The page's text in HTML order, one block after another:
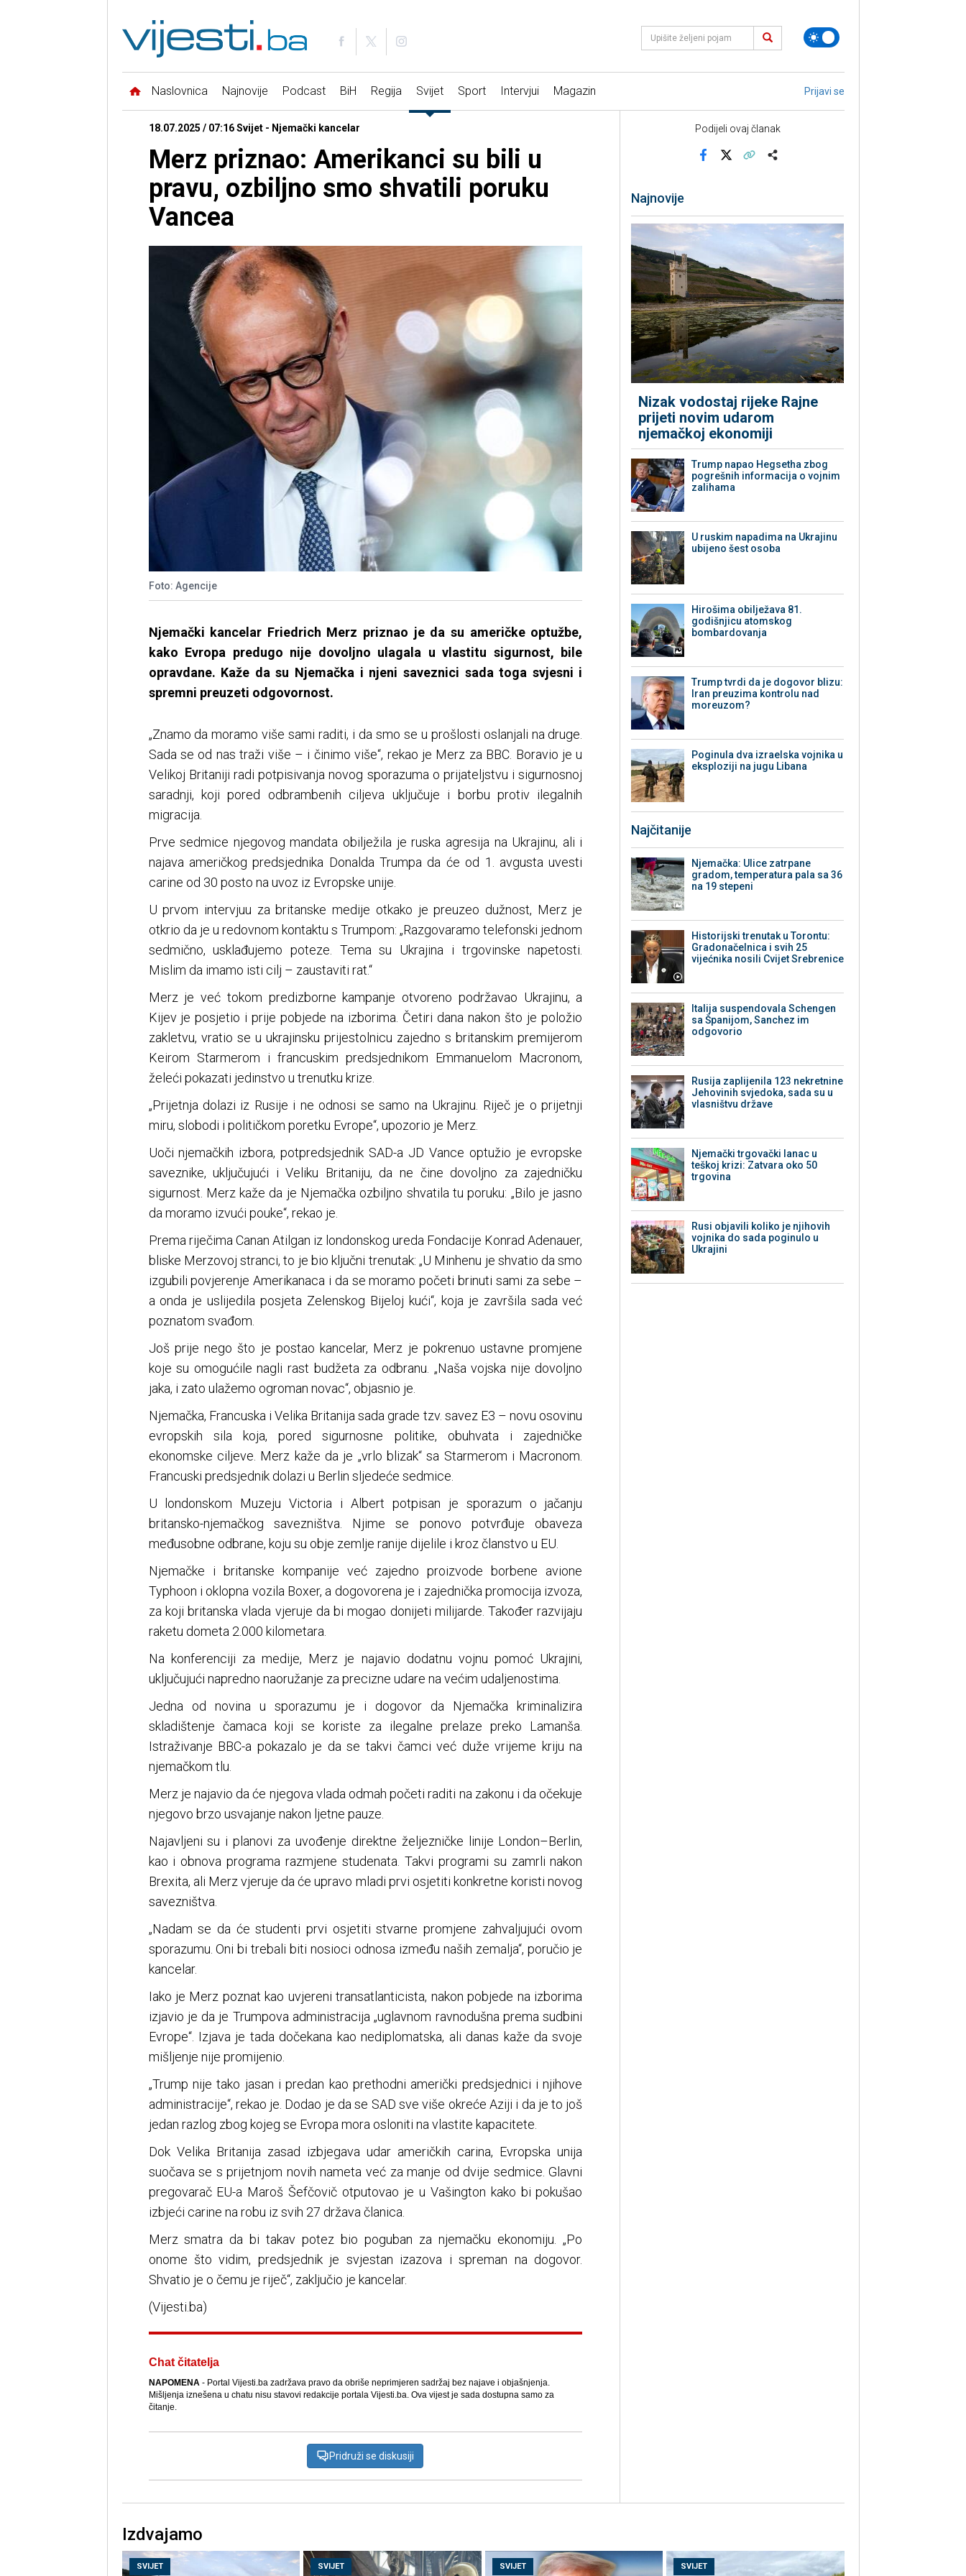
Naslovnica Najnovije Podcast BiH Regija Svijet Sport Intervjui Magazin Prijavi se
18.07.2025 / 07:16 Svijet - Njemački kancelar
Merz priznao: Amerikanci su bili u
pravu, ozbiljno smo shvatili poruku
Vancea
Foto: Agencije
Njemački kancelar Friedrich Merz priznao je da su američke optužbe,
kako Evropa predugo nije dovoljno ulagala u vlastitu sigurnost, bile
opravdane. Kaže da su Njemačka i njeni saveznici sada toga svjesni i
spremni preuzeti odgovornost.
„Znamo da moramo više sami raditi, i da smo se u prošlosti oslanjali na druge.
Sada se od nas traži više – i činimo više“, rekao je Merz za BBC. Boravio je u
Velikoj Britaniji radi potpisivanja novog sporazuma o prijateljstvu i sigurnosnoj
saradnji, koji pored odbrambenih ciljeva uključuje i borbu protiv ilegalnih
migracija.
Prve sedmice njegovog mandata obilježila je ruska agresija na Ukrajinu, ali i
najava američkog predsjednika Donalda Trumpa da će od 1. avgusta uvesti
carine od 30 posto na uvoz iz Evropske unije.
U prvom intervjuu za britanske medije otkako je preuzeo dužnost, Merz je
otkrio da je u redovnom kontaktu s Trumpom: „Razgovaramo telefonski jednom
sedmično, usklađujemo poteze. Tema su Ukrajina i trgovinske napetosti.
Mislim da imamo isti cilj – zaustaviti rat.“
Merz je već tokom predizborne kampanje otvoreno podržavao Ukrajinu, a
Kijev je posjetio i prije pobjede na izborima. Četiri dana nakon što je položio
zakletvu, vratio se u ukrajinsku prijestolnicu zajedno s britanskim premijerom
Keirom Starmerom i francuskim predsjednikom Emmanuelom Macronom,
želeći pokazati jedinstvo u trenutku krize.
„Prijetnja dolazi iz Rusije i ne odnosi se samo na Ukrajinu. Riječ je o prijetnji
miru, slobodi i političkom poretku Evrope“, upozorio je Merz.
Uoči njemačkih izbora, potpredsjednik SAD-a JD Vance optužio je evropske
saveznike, uključujući i Veliku Britaniju, da ne čine dovoljno za zajedničku
sigurnost. Merz kaže da je Njemačka ozbiljno shvatila tu poruku: „Bilo je jasno
da moramo izvući pouke“, rekao je.
Prema riječima Canan Atilgan iz londonskog ureda Fondacije Konrad Adenauer,
bliske Merzovoj stranci, to je bio ključni trenutak: „U Minhenu je shvatio da smo
izgubili povjerenje Amerikanaca i da se moramo početi brinuti sami za sebe –
a onda je uslijedila posjeta Zelenskog Bijeloj kući“, koja je završila sada već
poznatom svađom.
Još prije nego što je postao kancelar, Merz je pokrenuo ustavne promjene
koje su omogućile nagli rast budžeta za odbranu. „Naša vojska nije dovoljno
jaka, i zato ulažemo ogroman novac“, objasnio je.
Njemačka, Francuska i Velika Britanija sada grade tzv. savez E3 – novu osovinu
evropskih sila koja, pored sigurnosne politike, obuhvata i zajedničke
ekonomske ciljeve. Merz kaže da je „vrlo blizak“ sa Starmerom i Macronom.
Francuski predsjednik dolazi u Berlin sljedeće sedmice.
U londonskom Muzeju Victoria i Albert potpisan je sporazum o jačanju
britansko-njemačkog savezništva. Njime se ponovo potvrđuje obaveza
međusobne odbrane, koju su obje zemlje ranije dijelile i kroz članstvo u EU.
Njemačke i britanske kompanije već zajedno proizvode borbene avione
Typhoon i oklopna vozila Boxer, a dogovorena je i zajednička promocija izvoza,
za koji britanska vlada vjeruje da bi mogao donijeti milijarde. Također razvijaju
raketu dometa 2.000 kilometara.
Na konferenciji za medije, Merz je najavio dodatnu vojnu pomoć Ukrajini,
uključujući napredno naoružanje za precizne udare na većim udaljenostima.
Jedna od novina u sporazumu je i dogovor da Njemačka kriminalizira
skladištenje čamaca koji se koriste za ilegalne prelaze preko Lamanša.
Istraživanje BBC-a pokazalo je da se takvi čamci već duže vrijeme kriju na
njemačkom tlu.
Merz je najavio da će njegova vlada odmah početi raditi na zakonu i da očekuje
njegovo brzo usvajanje nakon ljetne pauze.
Najavljeni su i planovi za uvođenje direktne željezničke linije London–Berlin,
kao i obnova programa razmjene studenata. Takvi programi su zamrli nakon
Brexita, ali Merz vjeruje da će upravo mladi prvi osjetiti konkretne koristi novog
savezništva.
„Nadam se da će studenti prvi osjetiti stvarne promjene zahvaljujući ovom
sporazumu. Oni bi trebali biti nosioci odnosa između naših zemalja“, poručio je
kancelar.
Iako je Merz poznat kao uvjereni transatlanticista, nakon pobjede na izborima
izjavio je da je Trumpova administracija „uglavnom ravnodušna prema sudbini
Evrope“. Izjava je tada dočekana kao nediplomatska, ali danas kaže da svoje
mišljenje nije promijenio.
„Trump nije tako jasan i predan kao prethodni američki predsjednici i njihove
administracije“, rekao je. Dodao je da se SAD sve više okreće Aziji i da je to još
jedan razlog zbog kojeg se Evropa mora osloniti na vlastite kapacitete.
Dok Velika Britanija zasad izbjegava udar američkih carina, Evropska unija
suočava se s prijetnjom novih nameta već za manje od dvije sedmice. Glavni
pregovarač EU-a Maroš Šefčovič otputovao je u Vašington kako bi pokušao
izbjeći carine na robu iz svih 27 država članica.
Merz smatra da bi takav potez bio poguban za njemačku ekonomiju. „Po
onome što vidim, predsjednik je svjestan izazova i spreman na dogovor.
Shvatio je o čemu je riječ“, zaključio je kancelar.
(Vijesti.ba)
Chat čitatelja
NAPOMENA- Portal Vijesti.ba zadržava pravo da obriše neprimjeren sadržaj bez najave i objašnjenja.
Mišljenja iznešena u chatu nisu stavovi redakcije portala Vijesti.ba. Ova vijest je sada dostupna samo za
čitanje.
Pridruži se diskusiji
Podijeli ovaj članak
Najnovije
Nizak vodostaj rijeke Rajne
prijeti novim udarom
njemačkoj ekonomiji
Trump napao Hegsetha zbog
pogrešnih informacija o vojnim
zalihama
U ruskim napadima na Ukrajinu
ubijeno šest osoba
Hirošima obilježava 81.
godišnjicu atomskog
bombardovanja
Trump tvrdi da je dogovor blizu:
Iran preuzima kontrolu nad
moreuzom?
Poginula dva izraelska vojnika u
eksploziji na jugu Libana
Najčitanije
Njemačka: Ulice zatrpane
gradom, temperatura pala sa 36
na 19 stepeni
Historijski trenutak u Torontu:
Gradonačelnica i svih 25
vijećnika nosili Cvijet Srebrenice
Italija suspendovala Schengen
sa Španijom, Sanchez im
odgovorio
Rusija zaplijenila 123 nekretnine
Jehovinih svjedoka, sada su u
vlasništvu države
Njemački trgovački lanac u
teškoj krizi: Zatvara oko 50
trgovina
Rusi objavili koliko je njihovih
vojnika do sada poginulo u
Ukrajini
Izdvajamo
SVIJET SVIJET SVIJET SVIJET